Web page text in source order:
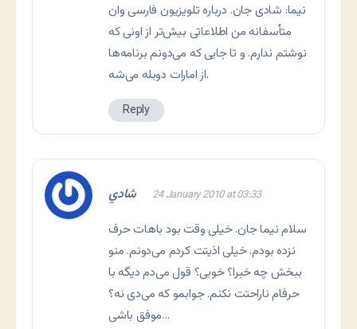
نیما: شادی جان. درباره تلویزیون فارسی وان
متأسفانه من اطلاعاتی بیش‌تر از اونی که
نوشتم ندارم. و تا جایی که می‌دونم برنامه‌ها
از امارات دوبله می‌شه.
Reply
شادي 24 January 2010 at 03:33
سلام نیما جان. خیلی وقت بود باهات حرف
نزده بودم. خیلی اذیتت کردم می‌دونم. منو
ببخش چه خبرا؟ خوبی؟ قول می‌دم دیگه با
حرفام ناراحتت نکنم. جوابمو که می‌دی نه؟
موفق باشی…